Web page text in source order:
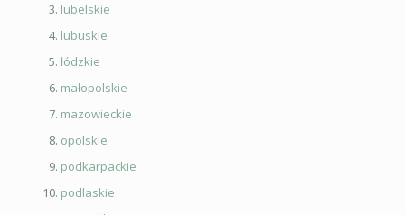
lubelskie
lubuskie
łódzkie
małopolskie
mazowieckie
opolskie
podkarpackie
podlaskie